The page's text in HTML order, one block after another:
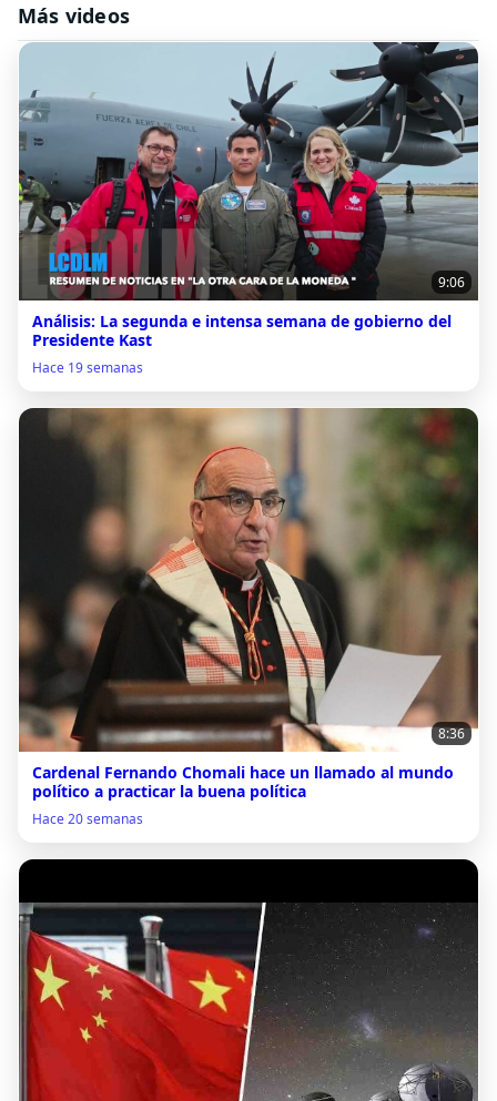
Más videos
9:06
Análisis: La segunda e intensa semana de gobierno del
Presidente Kast
Hace 19 semanas
8:36
Cardenal Fernando Chomali hace un llamado al mundo
político a practicar la buena política
Hace 20 semanas